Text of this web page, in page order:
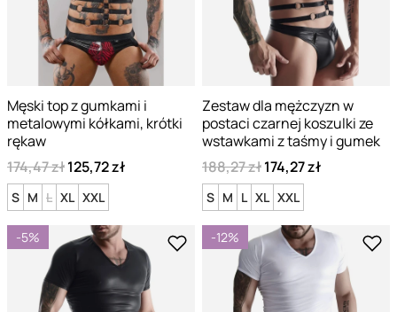
Męski top z gumkami i
metalowymi kółkami, krótki
rękaw
174,47 zł125,72 zł
S M L XL XXL
Zestaw dla mężczyzn w
postaci czarnej koszulki ze
wstawkami z taśmy i gumek
188,27 zł174,27 zł
S M L XL XXL
-5% -12%